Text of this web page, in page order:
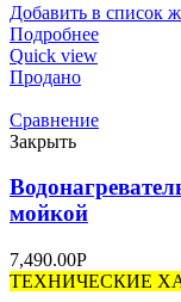
Добавить в список
Подробнее
Quick view
Продано
Сравнение
Закрыть
мойкой
7,490.00Р
ТЕХНИЧЕСКИЕ